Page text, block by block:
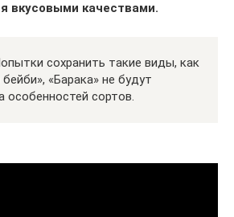
вкусовыми качествами.
сохранить такие виды, как
«Барака» не будут
особенностей сортов.